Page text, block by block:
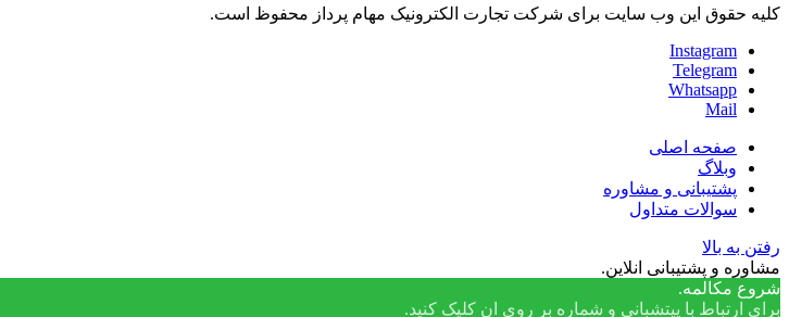
کلیه حقوق این وب سایت برای شرکت تجارت الکترونیک مهام پرداز محفوظ است.
Instagram
Telegram
Whatsapp
Mail
صفحه اصلی
وبلاگ
پشتیبانی و مشاوره
سوالات متداول
رفتن به بالا
مشاوره و پشتیبانی انلاین.
شروع مکالمه.
برای ارتباط با پیتشبانی و شماره بر روی ان کلیک کنید.